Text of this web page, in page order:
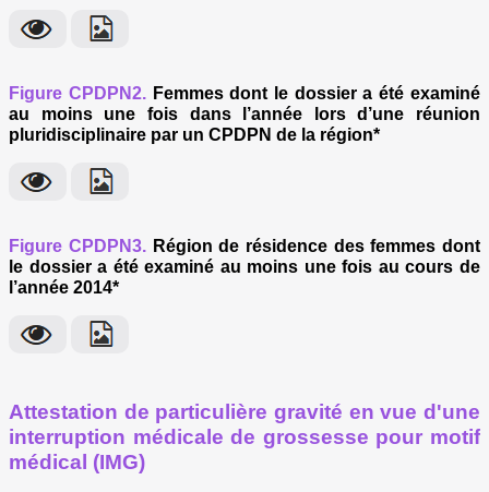
Figure CPDPN2.Femmes dont le dossier a été examiné
au moins une fois dans l’année lors d’une réunion
pluridisciplinaire par un CPDPN de la région*
Figure CPDPN3.Région de résidence des femmes dont
le dossier a été examiné au moins une fois au cours de
l’année 2014*
Attestation de particulière gravité en vue d'une
interruption médicale de grossesse pour motif
médical (IMG)